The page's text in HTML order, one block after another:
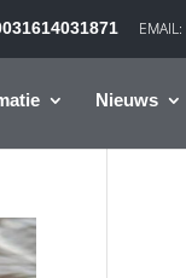
Nieuws